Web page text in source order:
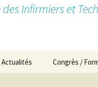
Infirmiers et
Actualités Congrès /